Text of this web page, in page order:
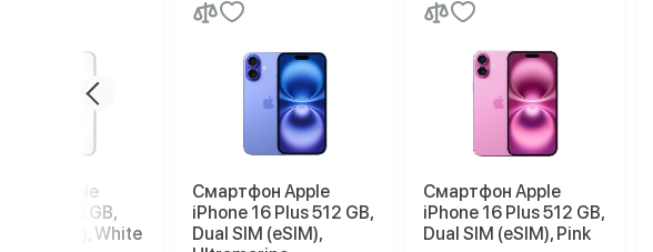
Apple
17e 256 GB,
(eSIM), White
Смартфон Apple
iPhone 16 Plus 512 GB,
Dual SIM (eSIM),
Смартфон Apple
iPhone 16 Plus 512 GB,
Dual SIM (eSIM), Pink